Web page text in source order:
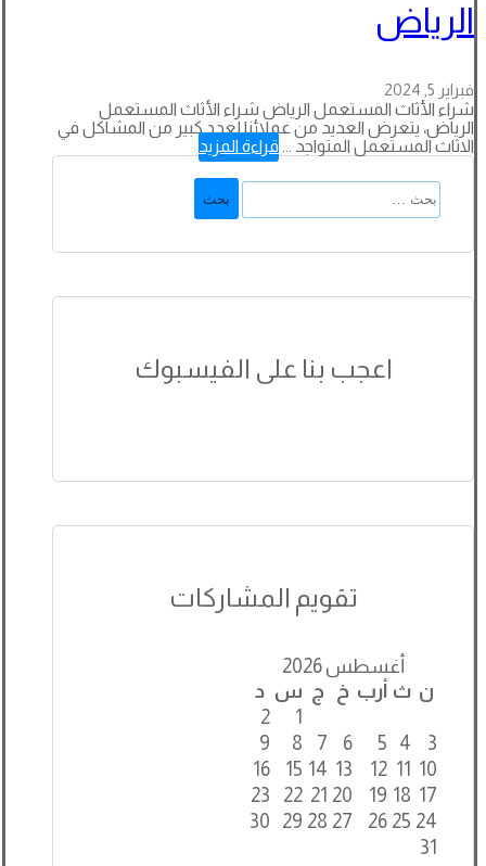
الرياض
فبراير 5, 2024
شراء الأثاث المستعمل الرياض شراء الأثاث المستعمل
الرياض، يتعرض العديد من عملائنا لعدد كبير من المشاكل في
الاثاث المستعمل المتواجد ... قراءة المزيد
البحث
عن:
اعجب بنا على الفيسبوك
تقويم المشاركات
أغسطس 2026
ن ث أرب خ ج س د
1
2
3
4
5
6
7
8
9
10
11
12
13
14
15
16
17
18
19
20
21
22
23
24
25
26
27
28
29
30
31